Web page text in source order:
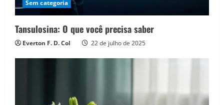
Sem categoria
Tansulosina: O que você precisa saber
Everton F. D. Col 22 de julho de 2025